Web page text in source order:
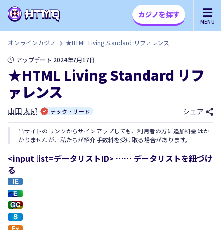
MENU
カジノを探す
オンラインカジノ
★HTML Living Standard リファレンス
アップデート 2024年7月17日
★HTML Living Standard リフ
ァレンス
山田 太郎 テック・リード シェア
当サイトのリンクからサインアップしても、利用者の方に追加料金はか
かりませんが、私たちが紹介手数料を受け取る場合があります。
<input list=データリストID> …… データリストを紐づけ
る